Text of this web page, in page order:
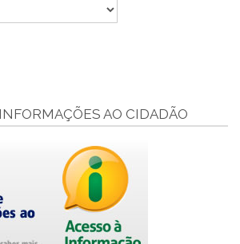
AO CIDADÃO